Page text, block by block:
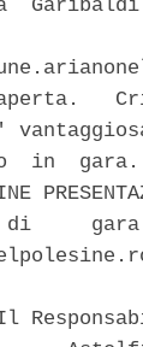
aperta.
in
di